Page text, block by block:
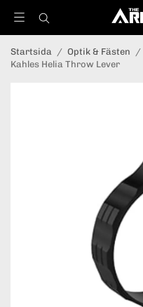
Startsida / Optik & Fästen /
Kahles Helia Throw Lever